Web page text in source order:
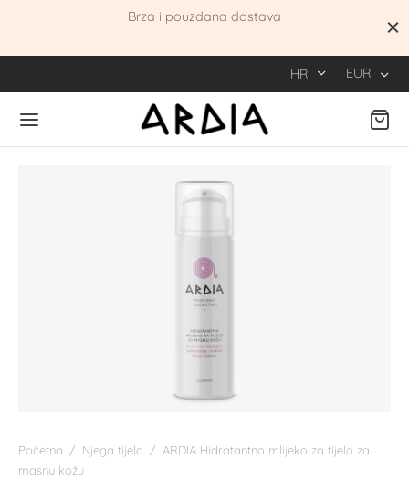
Brza i pouzdana dostava
HR EUR
Početna / Njega tijela / ARDIA Hidratantno mlijeko za tijelo za
masnu kožu